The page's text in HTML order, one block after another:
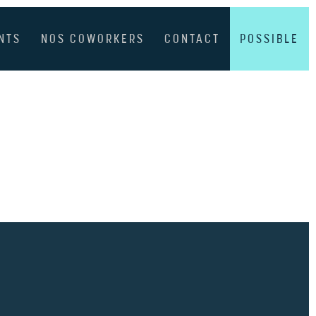
NOS COWORKERS CONTACT POSSIBLE